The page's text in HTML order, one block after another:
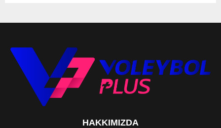
HAKKIMIZDA